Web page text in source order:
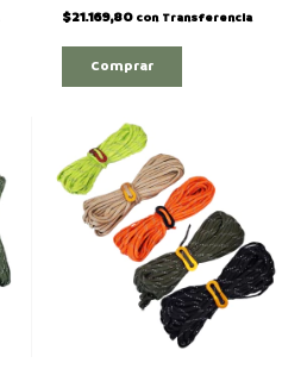
$21.169,80 con Transferencia
Comprar